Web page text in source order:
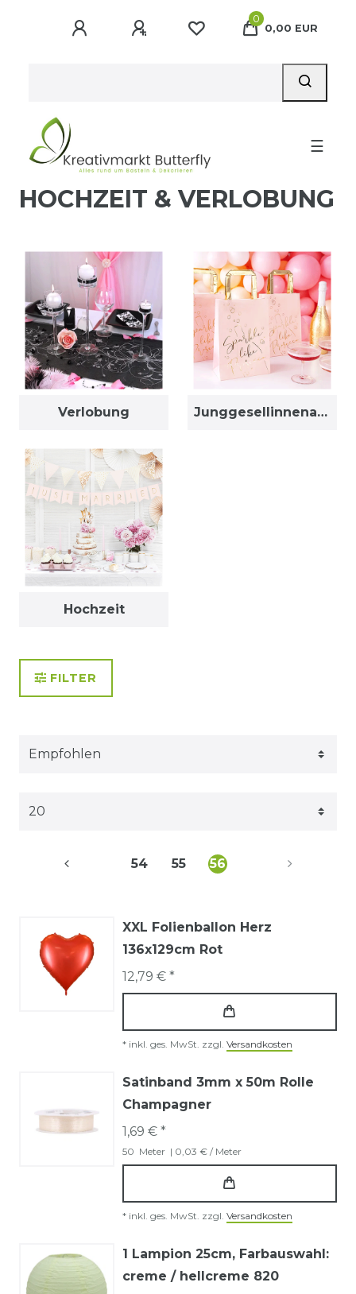
0
0,00 EUR
☰
HOCHZEIT & VERLOBUNG
Verlobung Junggesellinnenabschied
Hochzeit
FILTER
54 55 56
XXL Folienballon Herz
136x129cm Rot
12,79 € *
* inkl. ges. MwSt. zzgl. Versandkosten
Satinband 3mm x 50m Rolle
Champagner
1,69 € *
50 Meter | 0,03 € / Meter
* inkl. ges. MwSt. zzgl. Versandkosten
1 Lampion 25cm, Farbauswahl:
creme / hellcreme 820